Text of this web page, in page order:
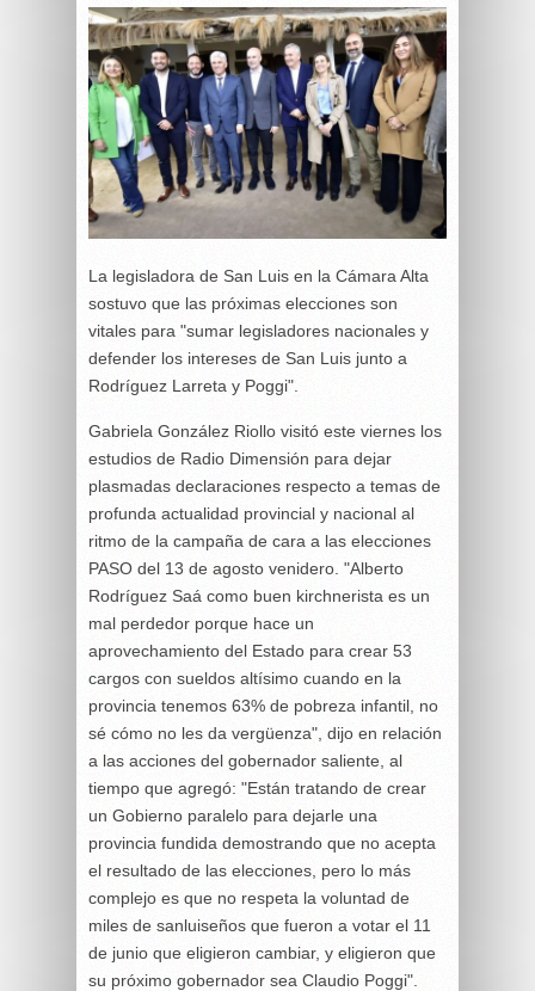
La legisladora de San Luis en la Cámara Alta
sostuvo que las próximas elecciones son
vitales para "sumar legisladores nacionales y
defender los intereses de San Luis junto a
Rodríguez Larreta y Poggi".
Gabriela González Riollo visitó este viernes los
estudios de Radio Dimensión para dejar
plasmadas declaraciones respecto a temas de
profunda actualidad provincial y nacional al
ritmo de la campaña de cara a las elecciones
PASO del 13 de agosto venidero. "Alberto
Rodríguez Saá como buen kirchnerista es un
mal perdedor porque hace un
aprovechamiento del Estado para crear 53
cargos con sueldos altísimo cuando en la
provincia tenemos 63% de pobreza infantil, no
sé cómo no les da vergüenza", dijo en relación
a las acciones del gobernador saliente, al
tiempo que agregó: "Están tratando de crear
un Gobierno paralelo para dejarle una
provincia fundida demostrando que no acepta
el resultado de las elecciones, pero lo más
complejo es que no respeta la voluntad de
miles de sanluiseños que fueron a votar el 11
de junio que eligieron cambiar, y eligieron que
su próximo gobernador sea Claudio Poggi".